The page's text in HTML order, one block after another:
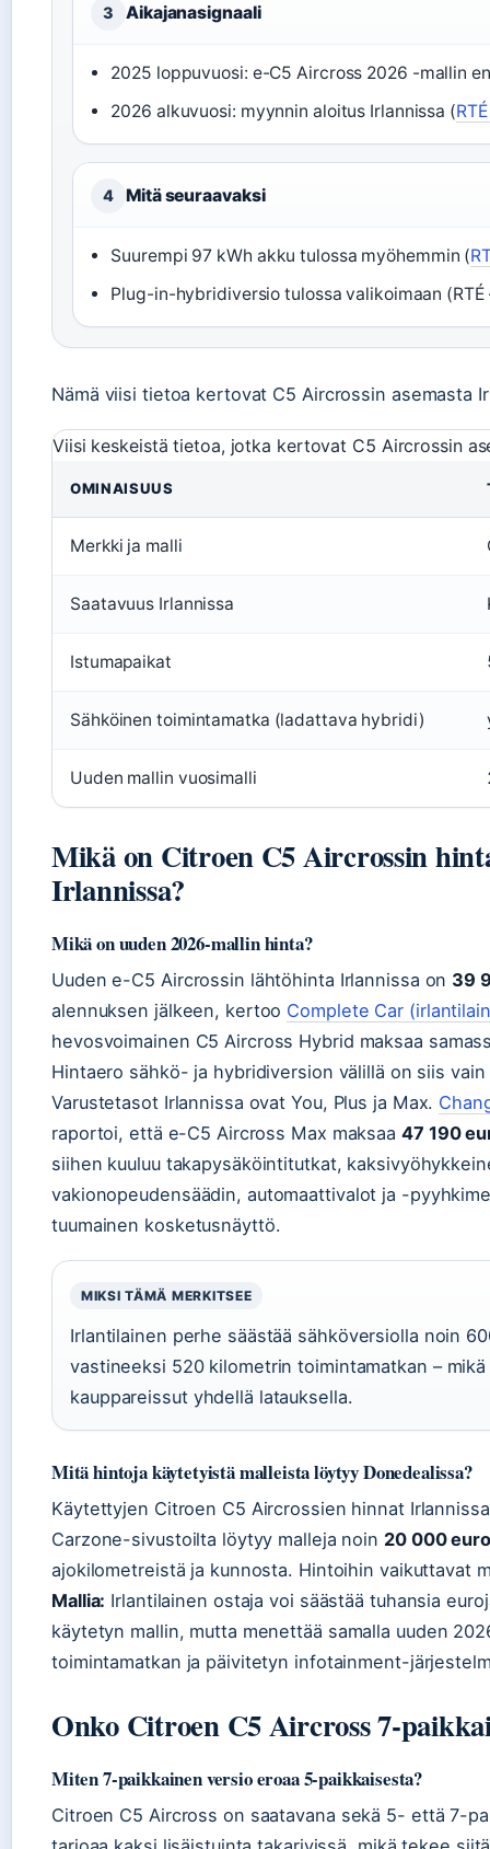
3 Aikajanasignaali
2025 loppuvuosi: e-C5 Aircross 2026 -mallin
2026 alkuvuosi: myynnin aloitus Irlannissa (
4 Mitä seuraavaksi
Suurempi 97 kWh akku tulossa myöhemmin (
Plug-in-hybridiversio tulossa valikoimaan
Nämä viisi tietoa kertovat C5 Aircrossin asemasta
Viisi keskeistä tietoa, jotka kertovat C5 Aircrossin
OMINAISUUS
Merkki ja malli
Saatavuus Irlannissa
Istumapaikat
Sähköinen toimintamatka (ladattava hybridi)
Uuden mallin vuosimalli
Mikä on Citroen C5 Aircrossin
Irlannissa?
Mikä on uuden 2026-mallin hinta?
Uuden e-C5 Aircrossin lähtöhinta Irlannissa on 39
alennuksen jälkeen, kertoo Complete Car
hevosvoimainen C5 Aircross Hybrid maksaa
Hintaero sähkö- ja hybridiversion välillä on siis
Varustetasot Irlannissa ovat You, Plus ja Max.
raportoi, että e-C5 Aircross Max maksaa 47 190
siihen kuuluu takapysäköintitutkat,
vakionopeudensäädin, automaattivalot ja -
tuumainen kosketusnäyttö.
MIKSI TÄMÄ MERKITSEE
Irlantilainen perhe säästää sähköversiolla noin
vastineeksi 520 kilometrin toimintamatkan –
kauppareissut yhdellä latauksella.
Mitä hintoja käytetyistä malleista löytyy Donedealissa?
Käytettyjen Citroen C5 Aircrossien hinnat
Carzone-sivustoilta löytyy malleja noin 20 000
ajokilometreistä ja kunnosta. Hintoihin vaikuttavat
Mallia: Irlantilainen ostaja voi säästää tuhansia
käytetyn mallin, mutta menettää samalla uuden
toimintamatkan ja päivitetyn infotainment-
Onko Citroen C5 Aircross 7-
Miten 7-paikkainen versio eroaa 5-paikkaisesta?
Citroen C5 Aircross on saatavana sekä 5- että 7-